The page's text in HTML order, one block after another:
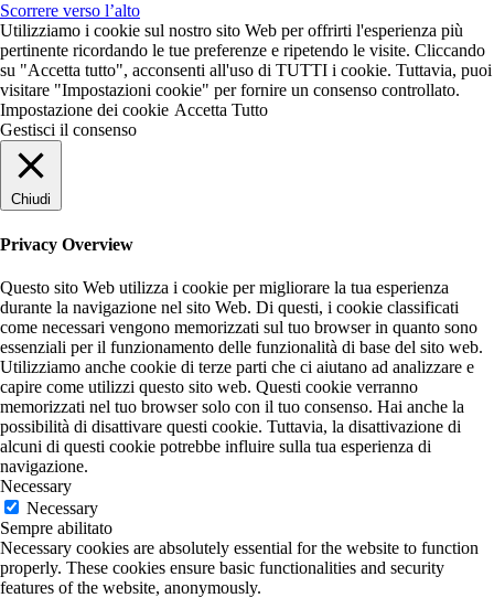
Scorrere verso l’alto
Utilizziamo i cookie sul nostro sito Web per offrirti l'esperienza più
pertinente ricordando le tue preferenze e ripetendo le visite. Cliccando
su "Accetta tutto", acconsenti all'uso di TUTTI i cookie. Tuttavia, puoi
visitare "Impostazioni cookie" per fornire un consenso controllato.
Impostazione dei cookie Accetta Tutto
Gestisci il consenso
Chiudi
Privacy Overview
Questo sito Web utilizza i cookie per migliorare la tua esperienza
durante la navigazione nel sito Web. Di questi, i cookie classificati
come necessari vengono memorizzati sul tuo browser in quanto sono
essenziali per il funzionamento delle funzionalità di base del sito web.
Utilizziamo anche cookie di terze parti che ci aiutano ad analizzare e
capire come utilizzi questo sito web. Questi cookie verranno
memorizzati nel tuo browser solo con il tuo consenso. Hai anche la
possibilità di disattivare questi cookie. Tuttavia, la disattivazione di
alcuni di questi cookie potrebbe influire sulla tua esperienza di
navigazione.
Necessary
Necessary
Sempre abilitato
Necessary cookies are absolutely essential for the website to function
properly. These cookies ensure basic functionalities and security
features of the website, anonymously.